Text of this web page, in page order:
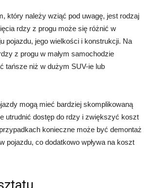
który należy wziąć pod uwagę, jest rodzaj
rdzy z progu może się różnić w
pojazdu, jego wielkości i konstrukcji. Na
z progu w małym samochodzie
tańsze niż w dużym SUV-ie lub
mogą mieć bardziej skomplikowaną
utrudnić dostęp do rdzy i zwiększyć koszt
konieczne może być demontaż
pojazdu, co dodatkowo wpływa na koszt